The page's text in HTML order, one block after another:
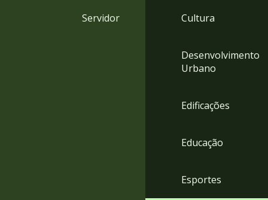
Servidor Cultura
Desenvolvimento
Urbano
Edificações
Educação
Esportes